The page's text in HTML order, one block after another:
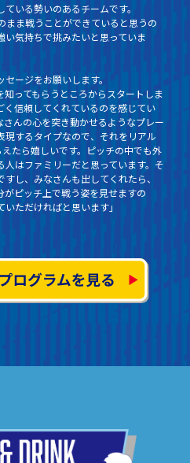
いる勢いのあるチームです。
まま戦うことができていると思うの
気持ちで挑みたいと思っていま
ージをお願いします。
知ってもらうところからスタートしま
く信頼してくれているのを感じてい
んの心を突き動かせるようなプレー
現するタイプなので、それをリアル
たら嬉しいです。ピッチの中でも外
はファミリーだと思っています。そ
し、みなさんも出してくれたら、
がピッチ上で戦う姿を見せますの
ただければと思います」